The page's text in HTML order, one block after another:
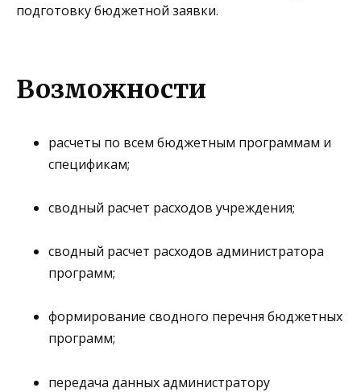
подготовку бюджетной заявки.
Возможности
расчеты по всем бюджетным программам и
спецификам;
сводный расчет расходов учреждения;
сводный расчет расходов администратора
программ;
формирование сводного перечня бюджетных
программ;
передача данных администратору